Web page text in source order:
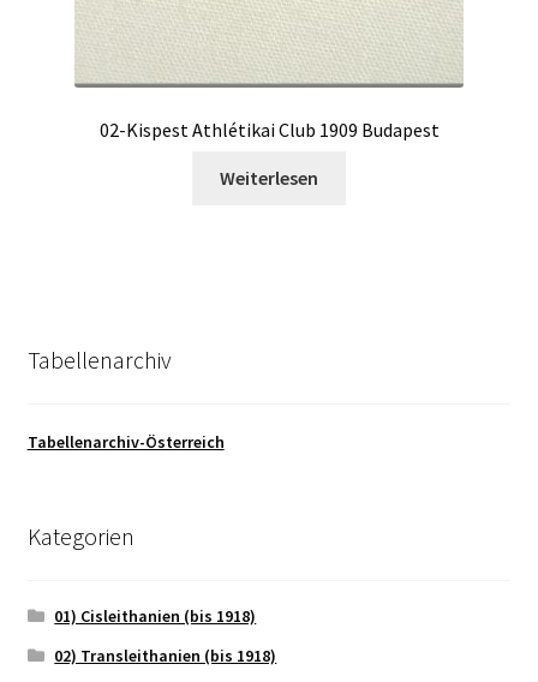
02-Kispest Athlétikai Club 1909 Budapest
Weiterlesen
Tabellenarchiv
Tabellenarchiv-Österreich
Kategorien
01) Cisleithanien (bis 1918)
02) Transleithanien (bis 1918)